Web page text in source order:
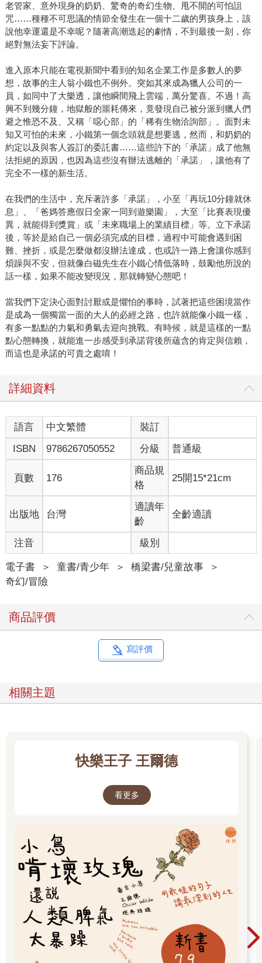
老管家、意外現身的奶奶、驚奇的奇幻生物、甩不開的可怕詛
咒……種種不可思議的情節全發生在一個十二歲的男孩身上，該
說他幸運還是不幸呢？隨著高潮迭起的劇情，不到最後一刻，你
絕對無法妄下評論。
進入原本只能在電視新聞中看到的知名企業工作是多數人的夢
想，故事的主人翁小鐵也不例外。突如其來成為獵人公司的一
員，如同中了大樂透，讓他瞬間飛上雲端，萬分驚喜。不過！高
興不到幾分鐘，地獄般的噩耗傳來，竟發現自己被分派到獵人們
避之惟恐不及、又稱「噁心部」的「稀有生物洽詢部」。面對未
知又可怕的未來，小鐵第一個念頭就是想要逃，然而，和奶奶的
約定以及與客人簽訂的委託書……這些許下的「承諾」成了他無
法拒絕的原因，也因為這些沒有辦法逃離的「承諾」，讓他有了
完全不一樣的新生活。
在我們的生活中，充斥著許多「承諾」，小至「再玩10分鐘就休
息」、「爸媽答應假日全家一同到遊樂園」，大至「比賽表現優
異，就能得到獎賞」或「未來職場上的業績目標」等。立下承諾
後，等於是給自己一個必須完成的目標，過程中可能會遇到困
難、挫折，或是怎麼做都沒辦法達成，也或許一路上會讓你感到
煩躁與不安，但就像白磁先生在小鐵心情低落時，鼓勵他所說的
話一樣，如果不能改變現況，那就轉變心態吧！
當我們下定決心面對討厭或是懼怕的事時，試著把這些困境當作
是成為一個獨當一面的大人的必經之路，也許就能像小鐵一樣，
有多一點點的力氣和勇氣去迎向挑戰。有時候，就是這樣的一點
點心態轉換，就能進一步感受到承諾背後所蘊含的肯定與信賴，
而這也是承諾的可貴之處唷！
詳細資料
語言 中文繁體
裝訂
ISBN
9786267050552 分級 普通級
頁數 176
商品規
格
25開15*21cm
出版地 台灣
適讀年
齡
全齡適讀
注音 級別
電子書 ＞ 童書/青少年 ＞ 橋梁書/兒童故事
＞
奇幻/冒險
商品評價
寫評價
相關主題
快樂王子 王爾德
看更多